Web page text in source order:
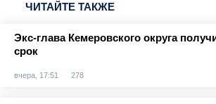
ЧИТАЙТЕ ТАКЖЕ
Экс-глава Кемеровского округа
срок
вчера, 17:51 278